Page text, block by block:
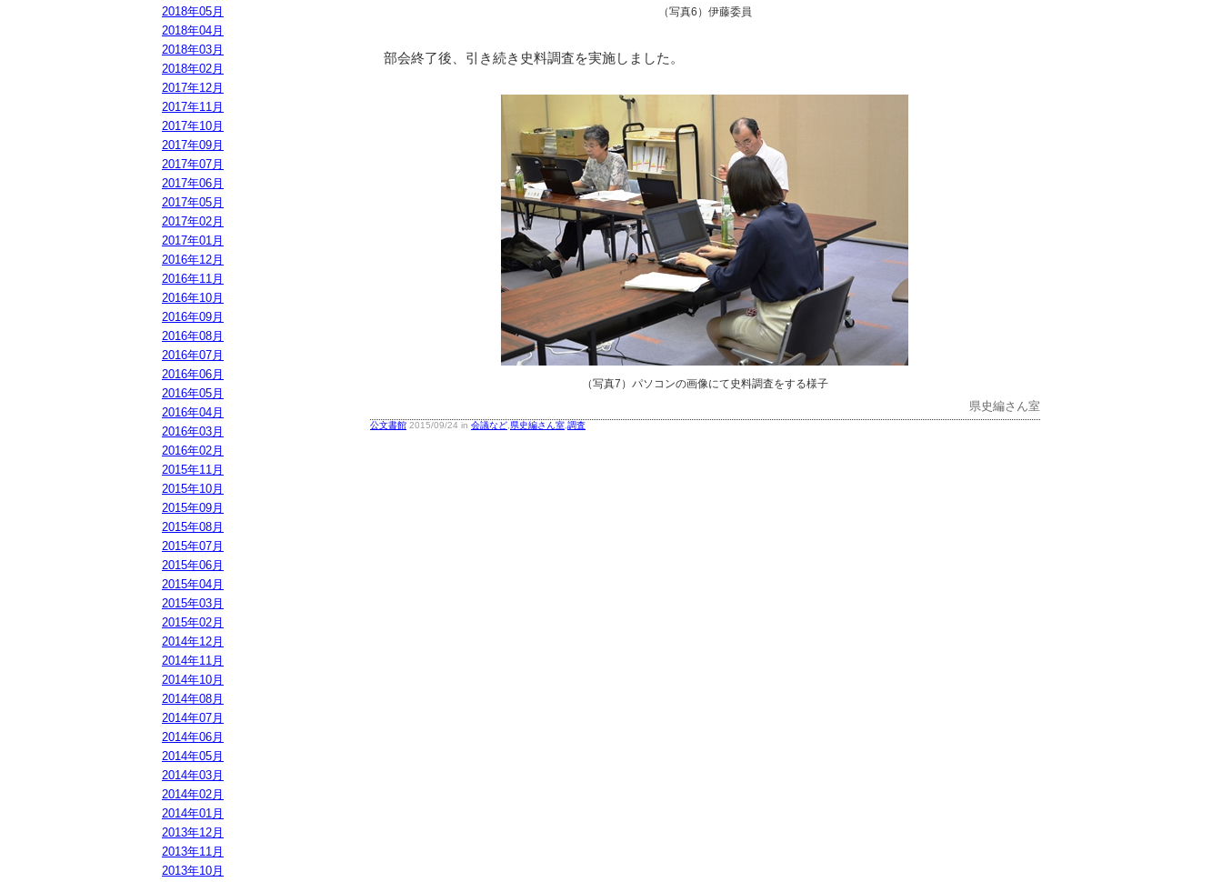
2018年05月
2018年04月
2018年03月
2018年02月
2017年12月
2017年11月
2017年10月
2017年09月
2017年07月
2017年06月
2017年05月
2017年02月
2017年01月
2016年12月
2016年11月
2016年10月
2016年09月
2016年08月
2016年07月
2016年06月
2016年05月
2016年04月
2016年03月
2016年02月
2015年11月
2015年10月
2015年09月
2015年08月
2015年07月
2015年06月
2015年04月
2015年03月
2015年02月
2014年12月
2014年11月
2014年10月
2014年08月
2014年07月
2014年06月
2014年05月
2014年03月
2014年02月
2014年01月
2013年12月
2013年11月
2013年10月
（写真6）伊藤委員
部会終了後、引き続き史料調査を実施しました。
（写真7）パソコンの画像にて史料調査をする様子
県史編さん室
公文書館 2015/09/24 in 会議など 県史編さん室 調査